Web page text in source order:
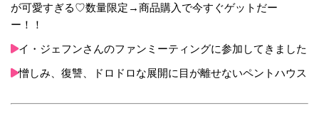
が可愛すぎる♡数量限定→商品購入で今すぐゲットだー
ー！！
イ・ジェフンさんのファンミーティングに参加してきました
憎しみ、復讐、ドロドロな展開に目が離せないペントハウス